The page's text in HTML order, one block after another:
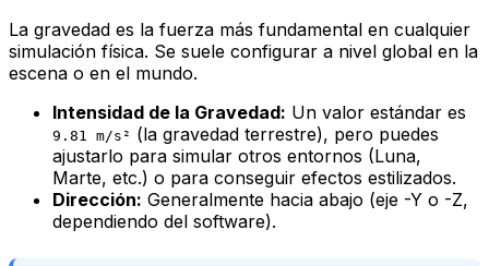
La gravedad es la fuerza más fundamental en cualquier
simulación física. Se suele configurar a nivel global en la
escena o en el mundo.
Intensidad de la Gravedad: Un valor estándar es
9.81 m/s² (la gravedad terrestre), pero puedes
ajustarlo para simular otros entornos (Luna,
Marte, etc.) o para conseguir efectos estilizados.
Dirección: Generalmente hacia abajo (eje -Y o -Z,
dependiendo del software).